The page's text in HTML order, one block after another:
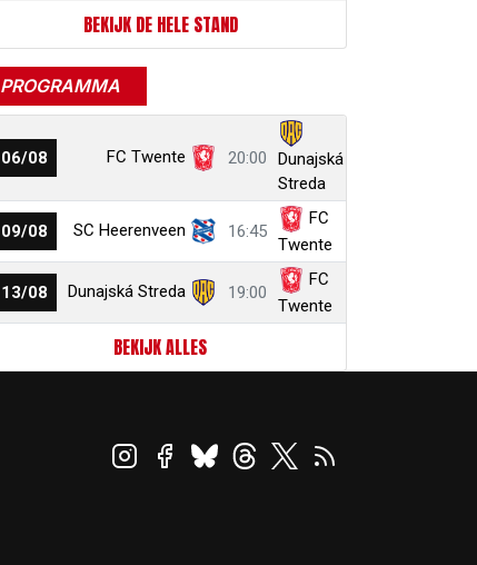
BEKIJK DE HELE STAND
PROGRAMMA
06/08 FC Twente 20:00
Dunajská
Streda
09/08 SC Heerenveen 16:45
FC
Twente
13/08 Dunajská Streda 19:00
FC
Twente
BEKIJK ALLES